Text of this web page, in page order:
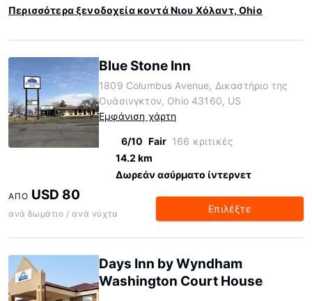
Περισσότερα ξενοδοχεία κοντά Νιου Χόλαντ, Ohio
Blue Stone Inn
1809 Columbus Avenue, Δικαστήριο της
Ουάσινγκτον, Ohio 43160, US
Εμφάνιση χάρτη
6/10 Fair 166 κριτικές
14.2 km
Δωρεάν ασύρματο ίντερνετ
ΑΠΌ USD 80
ανά δωμάτιο / ανά νύχτα Επιλέξτε
Days Inn by Wyndham
Washington Court House